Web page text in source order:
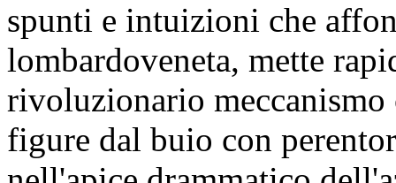
spunti e intuizioni che
lombardoveneta, mette
rivoluzionario meccanismo
figure dal buio con